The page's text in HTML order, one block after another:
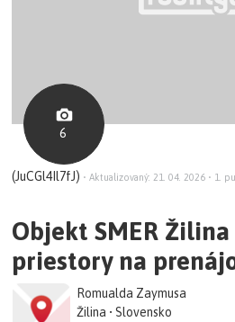
6
(JuCGl4Il7fJ) • Aktualizovaný: 21. 04. 2026 • 1.
Objekt SMER
priestory na
Romualda Zaymusa
Žilina • Slovensko